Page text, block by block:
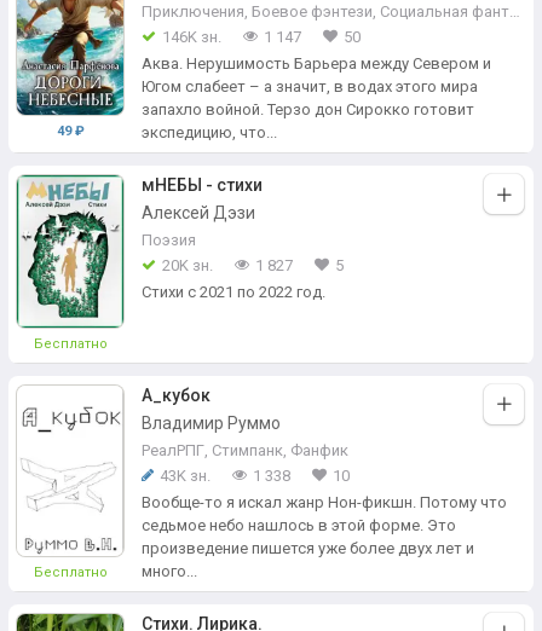
49 ₽
Приключения, Боевое фэнтези, Социальная фантастика
146K зн.
1 147
50
Аква. Нерушимость Барьера между Севером и
Югом слабеет – а значит, в водах этого мира
запахло войной. Терзо дон Сирокко готовит
экспедицию, что...
Бесплатно
мНЕБЫ - стихи
Алексей Дэзи
Поэзия
20K зн.
1 827
5
Стихи с 2021 по 2022 год.
Бесплатно
А_кубок
Владимир Руммо
РеалРПГ, Стимпанк, Фанфик
43K зн.
1 338
10
Вообще-то я искал жанр Нон-фикшн. Потому что
седьмое небо нашлось в этой форме. Это
произведение пишется уже более двух лет и
много...
Стихи. Лирика.